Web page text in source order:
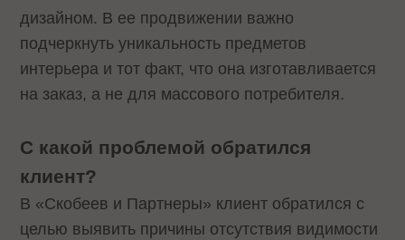
дизайном. В ее продвижении важно
подчеркнуть уникальность предметов
интерьера и тот факт, что она изготавливается
на заказ, а не для массового потребителя.
С какой проблемой обратился
клиент?
В «Скобеев и Партнеры» клиент обратился с
целью выявить причины отсутствия видимости